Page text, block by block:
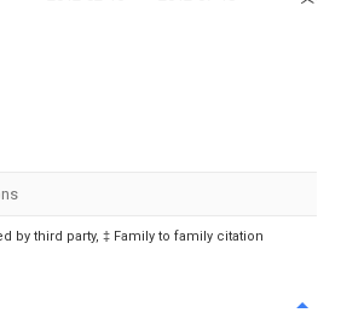
by third party, ‡ Family to family citation